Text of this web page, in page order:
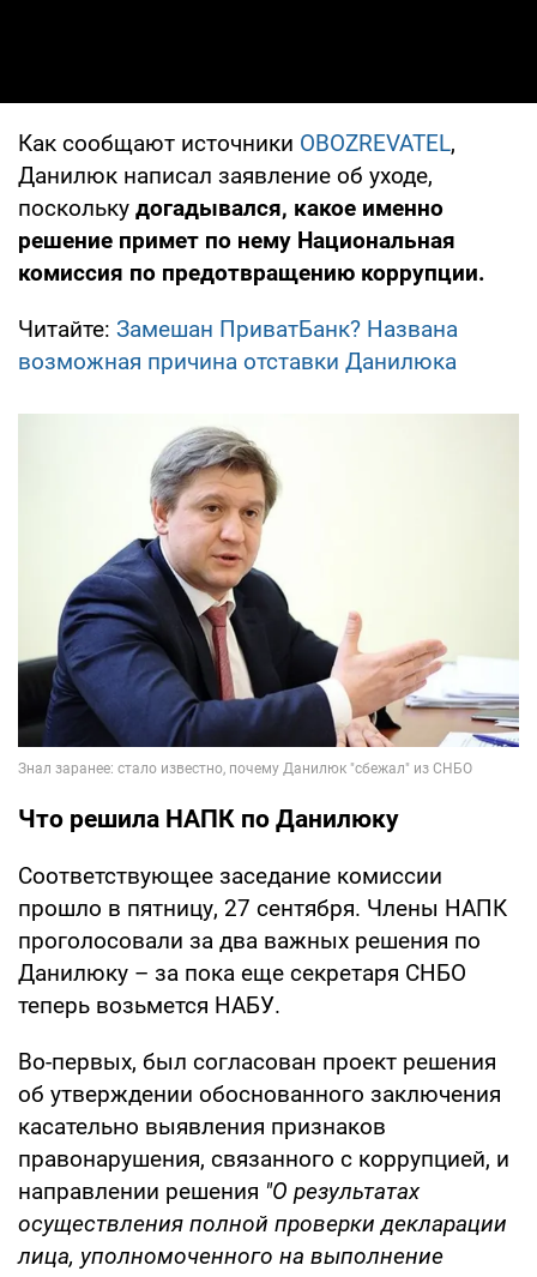
Как сообщают источники OBOZREVATEL,
Данилюк написал заявление об уходе,
поскольку догадывался, какое именно
решение примет по нему Национальная
комиссия по предотвращению коррупции.
Читайте: Замешан ПриватБанк? Названа
возможная причина отставки Данилюка
Что решила НАПК по Данилюку
Соответствующее заседание комиссии
прошло в пятницу, 27 сентября. Члены НАПК
проголосовали за два важных решения по
Данилюку – за пока еще секретаря СНБО
теперь возьмется НАБУ.
Во-первых, был согласован проект решения
об утверждении обоснованного заключения
касательно выявления признаков
правонарушения, связанного с коррупцией, и
направлении решения "О результатах
осуществления полной проверки декларации
лица, уполномоченного на выполнение